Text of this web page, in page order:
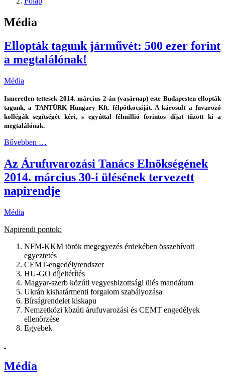
Média
Ellopták tagunk járművét: 500 ezer forint
a megtalálónak!
Média
Ismeretlen tettesek 2014. március 2-án (vasárnap) este Budapesten ellopták
tagunk, a TANTÜRK Hungary Kft. félpótkocsiját. A károsult a fuvarozó
kollégák segítségét kéri, s egyúttal félmillió forintos díjat tűzött ki a
megtalálónak.
Bővebben …
Az Árufuvarozási Tanács Elnökségének
2014. március 30-i ülésének tervezett
napirendje
Média
Napirendi pontok:
NFM-KKM török megegyezés érdekében összehívott
egyeztetés
CEMT-engedélyrendszer
HU-GO díjeltérítés
Magyar-szerb közúti vegyesbizottsági ülés mandátum
Ukrán kishatármenti forgalom szabályozása
Bírságrendelet kiskapu
Nemzetközi közúti árufuvarozási és CEMT engedélyek
ellenőrzése
Egyebek
Média